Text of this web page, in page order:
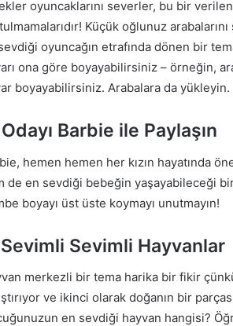
oyuncaklarını severler, bu bir
Küçük oğlunuz
oyuncağın etrafında dönen bir
ona göre boyayabilirsiniz – örneğin,
boyayabilirsiniz. Arabalara da yükleyin.
Barbie ile Paylaşın
hemen hemen her kızın hayatında
de en sevdiği bebeğin yaşayabileceği
boyayı üst üste koymayı unutmayın!
Sevimli Hayvanlar
merkezli bir tema harika bir fikir
ve ikinci olarak doğanın bir
en sevdiği hayvan hangisi?